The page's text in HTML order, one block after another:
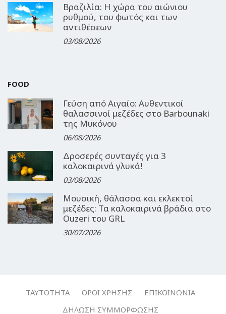
Βραζιλία: Η χώρα του αιώνιου
ρυθμού, του φωτός και των
αντιθέσεων
03/08/2026
FOOD
Γεύση από Αιγαίο: Αυθεντικοί
θαλασσινοί μεζέδες στο Barbounaki
της Μυκόνου
06/08/2026
Δροσερές συνταγές για 3
καλοκαιρινά γλυκά!
03/08/2026
Μουσική, θάλασσα και εκλεκτοί
μεζέδες: Τα καλοκαιρινά βράδια στο
Ouzeri του GRL
30/07/2026
ΤΑΥΤΌΤΗΤΑ ΌΡΟΙ ΧΡΉΣΗΣ
ΕΠΙΚΟΙΝΩΝΊΑ
ΔΉΛΩΣΗ ΣΥΜΜΌΡΦΩΣΗΣ